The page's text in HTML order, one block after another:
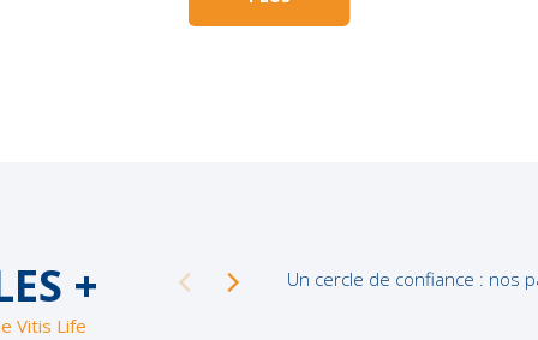
+
Vitis Life
Un cercle de confiance : nos